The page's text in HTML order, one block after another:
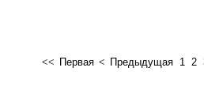
<< Первая < Предыдущая 1 2